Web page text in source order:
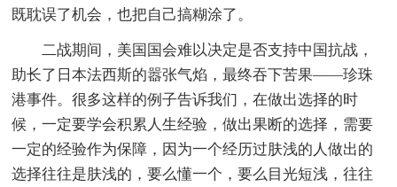
既耽误了机会，也把自己搞糊涂了。
二战期间，美国国会难以决定是否支持中国抗战，
助长了日本法西斯的嚣张气焰，最终吞下苦果——珍珠
港事件。很多这样的例子告诉我们，在做出选择的时
候，一定要学会积累人生经验，做出果断的选择，需要
一定的经验作为保障，因为一个经历过肤浅的人做出的
选择往往是肤浅的，要么懂一个，要么目光短浅，往往